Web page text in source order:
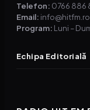
Telefon: 0766 886
Email: info@hitfm.ro
Program: Luni –
Echipa Editorială